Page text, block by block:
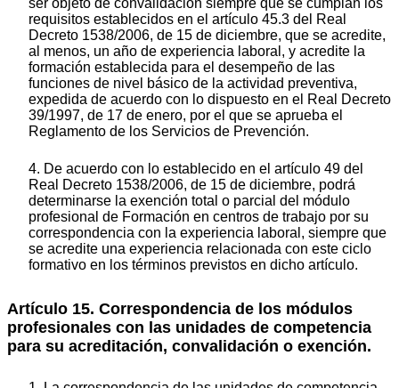
ser objeto de convalidación siempre que se cumplan los
requisitos establecidos en el artículo 45.3 del Real
Decreto 1538/2006, de 15 de diciembre, que se acredite,
al menos, un año de experiencia laboral, y acredite la
formación establecida para el desempeño de las
funciones de nivel básico de la actividad preventiva,
expedida de acuerdo con lo dispuesto en el Real Decreto
39/1997, de 17 de enero, por el que se aprueba el
Reglamento de los Servicios de Prevención.
4. De acuerdo con lo establecido en el artículo 49 del
Real Decreto 1538/2006, de 15 de diciembre, podrá
determinarse la exención total o parcial del módulo
profesional de Formación en centros de trabajo por su
correspondencia con la experiencia laboral, siempre que
se acredite una experiencia relacionada con este ciclo
formativo en los términos previstos en dicho artículo.
Artículo 15. Correspondencia de los módulos
profesionales con las unidades de competencia
para su acreditación, convalidación o exención.